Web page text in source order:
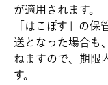
が適用されます。
「はこぽす」の保
送となった場合も
ねますので、期限
す。